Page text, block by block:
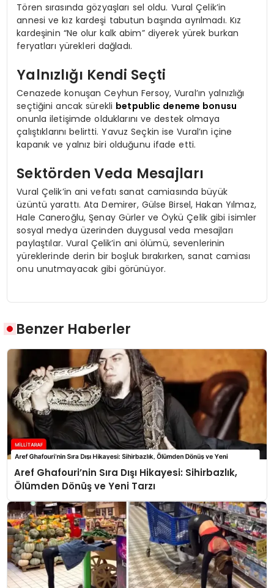
Tören sırasında gözyaşları sel oldu. Vural Çelik’in
annesi ve kız kardeşi tabutun başında ayrılmadı. Kız
kardeşinin “Ne olur kalk abim” diyerek yürek burkan
feryatları yürekleri dağladı.
Yalnızlığı Kendi Seçti
Cenazede konuşan Ceyhun Fersoy, Vural’ın yalnızlığı
seçtiğini ancak sürekli betpublic deneme bonusu
onunla iletişimde olduklarını ve destek olmaya
çalıştıklarını belirtti. Yavuz Seçkin ise Vural’ın içine
kapanık ve yalnız biri olduğunu ifade etti.
Sektörden Veda Mesajları
Vural Çelik’in ani vefatı sanat camiasında büyük
üzüntü yarattı. Ata Demirer, Gülse Birsel, Hakan Yılmaz,
Hale Caneroğlu, Şenay Gürler ve Öykü Çelik gibi isimler
sosyal medya üzerinden duygusal veda mesajları
paylaştılar. Vural Çelik’in ani ölümü, sevenlerinin
yüreklerinde derin bir boşluk bırakırken, sanat camiası
onu unutmayacak gibi görünüyor.
Benzer Haberler
Aref Ghafouri’nin Sıra Dışı Hikayesi: Sihirbazlık,
Ölümden Dönüş ve Yeni Tarzı